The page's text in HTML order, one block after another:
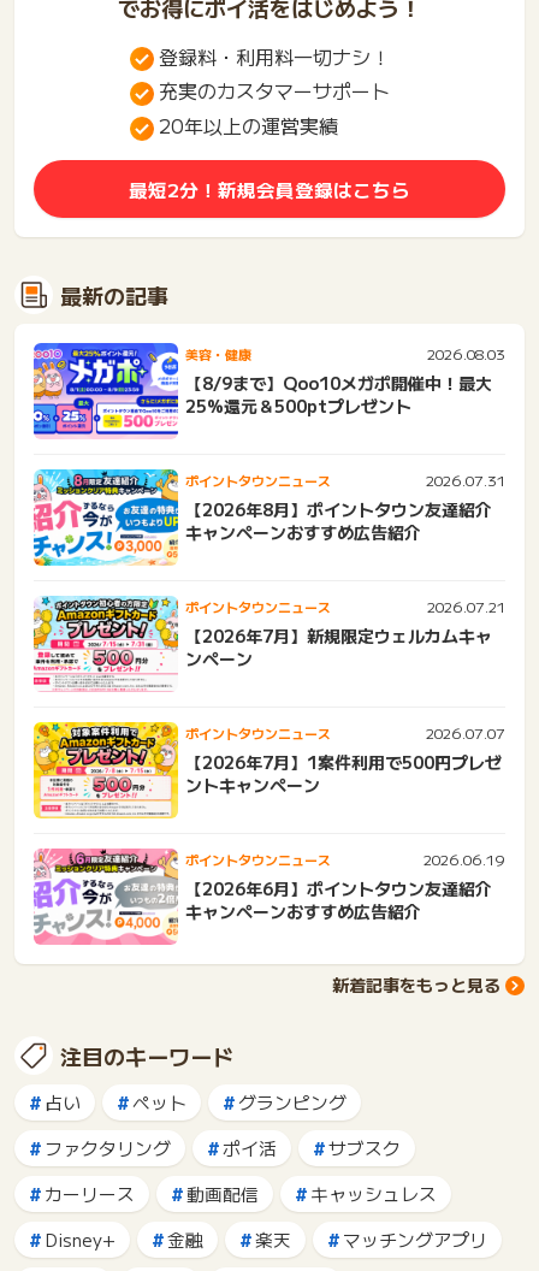
でお得にポイ活をはじめよう！
登録料・利用料一切ナシ！
充実のカスタマーサポート
20年以上の運営実績
最短2分！新規会員登録はこちら
最新の記事
美容・健康 2026.08.03
【8/9まで】Qoo10メガポ開催中！最大
25%還元＆500ptプレゼント
ポイントタウンニュース 2026.07.31
【2026年8月】ポイントタウン友達紹介
キャンペーンおすすめ広告紹介
ポイントタウンニュース 2026.07.21
【2026年7月】新規限定ウェルカムキャ
ンペーン
ポイントタウンニュース 2026.07.07
【2026年7月】1案件利用で500円プレゼ
ントキャンペーン
ポイントタウンニュース 2026.06.19
【2026年6月】ポイントタウン友達紹介
キャンペーンおすすめ広告紹介
新着記事をもっと見る
注目のキーワード
占い ペット
グランピング
ファクタリング
ポイ活
サブスク
カーリース
動画配信
キャッシュレス
Disney+
金融 楽天
マッチングアプリ